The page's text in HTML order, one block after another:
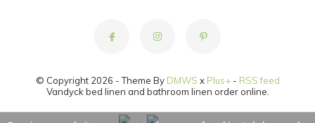
© Copyright 2026 - Theme By DMWS x Plus+- RSS feed
Vandyck bed linen and bathroom linen order online.